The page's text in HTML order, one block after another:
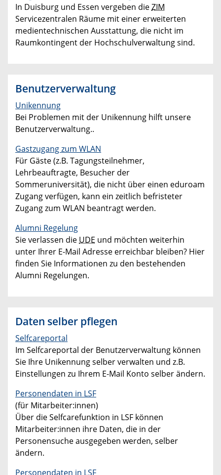
In Duisburg und Essen vergeben dieZIM
Servicezentralen Räume mit einer erweiterten
medientechnischen Ausstattung, die nicht im
Raumkontingent der Hochschulverwaltung sind.
Benutzerverwaltung
Unikennung
Bei Problemen mit der Unikennung hilft unsere
Benutzerverwaltung..
Gastzugang zum WLAN
Für Gäste (z.B. Tagungsteilnehmer,
Lehrbeauftragte, Besucher der
Sommeruniversität), die nicht über einen eduroam
Zugang verfügen, kann ein zeitlich befristeter
Zugang zum WLAN beantragt werden.
Alumni Regelung
Sie verlassen die UDE und möchten weiterhin
unter Ihrer E-Mail Adresse erreichbar bleiben? Hier
finden Sie Informationen zu den bestehenden
Alumni Regelungen.
Daten selber pflegen
Selfcareportal
Im Selfcareportal der Benutzerverwaltung können
Sie Ihre Unikennung selber verwalten und z.B.
Einstellungen zu Ihrem E-Mail Konto selber ändern.
Personendaten in LSF
(für Mitarbeiter:innen)
Über die Selfcarefunktion in LSF können
Mitarbeiter:innen ihre Daten, die in der
Personensuche ausgegeben werden, selber
ändern.
Personendaten in LSF